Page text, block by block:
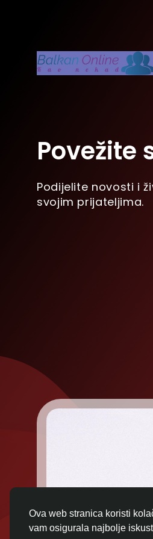
Ova web stranica koristi
vam osigurala najbolje
Povežite
Podijelite novosti i
svojim prijateljima.